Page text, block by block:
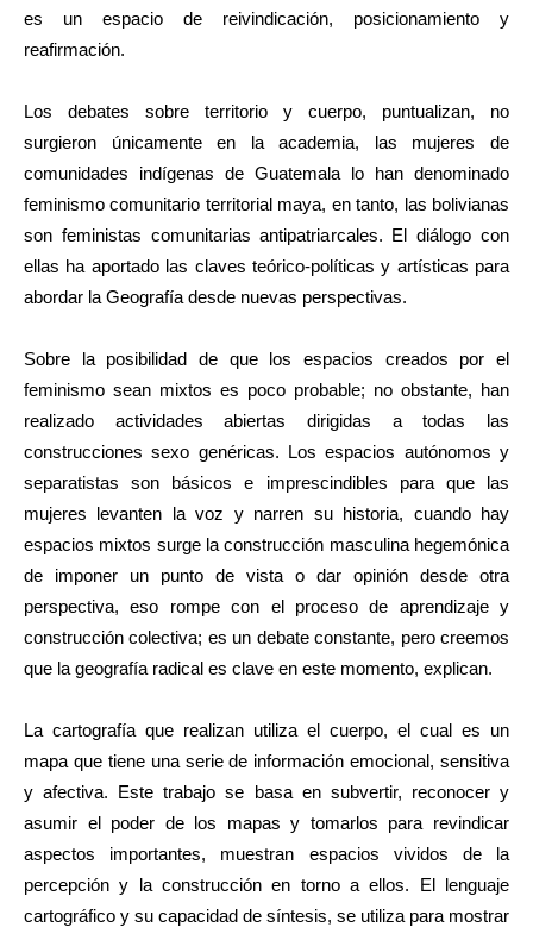
es un espacio de reivindicación, posicionamiento y
reafirmación.
Los debates sobre territorio y cuerpo, puntualizan, no
surgieron únicamente en la academia, las mujeres de
comunidades indígenas de Guatemala lo han denominado
feminismo comunitario territorial maya, en tanto, las bolivianas
son feministas comunitarias antipatriarcales. El diálogo con
ellas ha aportado las claves teórico-políticas y artísticas para
abordar la Geografía desde nuevas perspectivas.
Sobre la posibilidad de que los espacios creados por el
feminismo sean mixtos es poco probable; no obstante, han
realizado actividades abiertas dirigidas a todas las
construcciones sexo genéricas. Los espacios autónomos y
separatistas son básicos e imprescindibles para que las
mujeres levanten la voz y narren su historia, cuando hay
espacios mixtos surge la construcción masculina hegemónica
de imponer un punto de vista o dar opinión desde otra
perspectiva, eso rompe con el proceso de aprendizaje y
construcción colectiva; es un debate constante, pero creemos
que la geografía radical es clave en este momento, explican.
La cartografía que realizan utiliza el cuerpo, el cual es un
mapa que tiene una serie de información emocional, sensitiva
y afectiva. Este trabajo se basa en subvertir, reconocer y
asumir el poder de los mapas y tomarlos para revindicar
aspectos importantes, muestran espacios vividos de la
percepción y la construcción en torno a ellos. El lenguaje
cartográfico y su capacidad de síntesis, se utiliza para mostrar